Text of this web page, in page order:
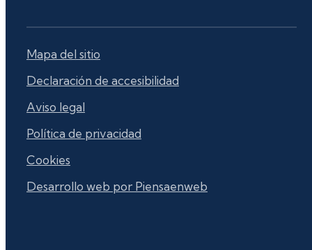
Mapa del sitio
Declaración de accesibilidad
Aviso legal
Política de privacidad
Cookies
Desarrollo web por Piensaenweb